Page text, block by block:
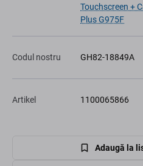
Touchscreen +
Plus G975F
Codul nostru GH82-18849A
Artikel 1100065866
Adaugă la